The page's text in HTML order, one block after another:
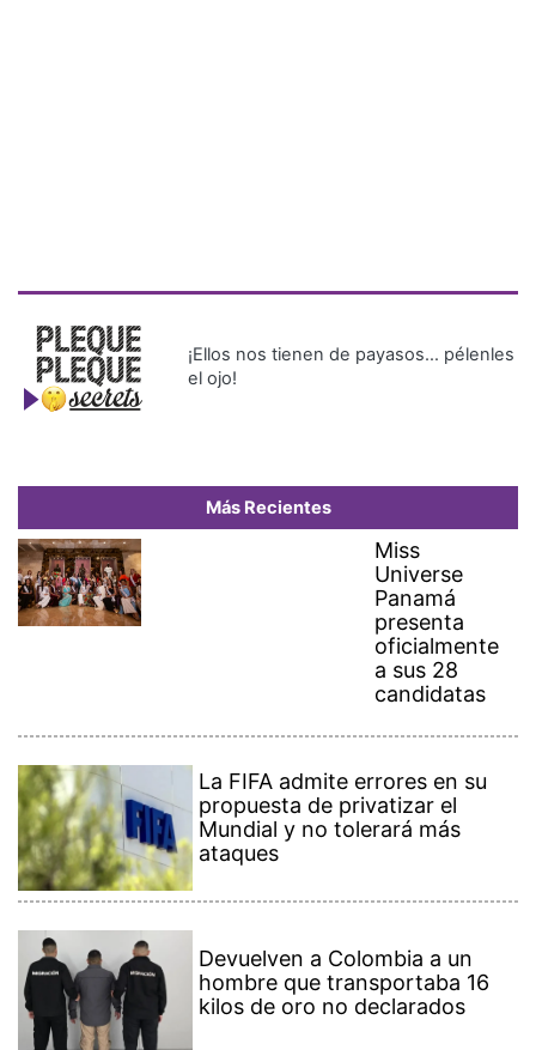
¡Ellos nos tienen de payasos… pélenles
el ojo!
Más Recientes
Miss
Universe
Panamá
presenta
oficialmente
a sus 28
candidatas
La FIFA admite errores en su
propuesta de privatizar el
Mundial y no tolerará más
ataques
Devuelven a Colombia a un
hombre que transportaba 16
kilos de oro no declarados